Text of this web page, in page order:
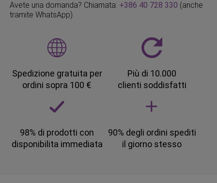
Avete una domanda? Chiamata: +386 40 728 330 (anche
tramite WhatsApp)
Spedizione gratuita per
ordini sopra 100 €
Più di 10.000
clienti soddisfatti
98% di prodotti con
disponibilita immediata
90% degli ordini spediti
il giorno stesso